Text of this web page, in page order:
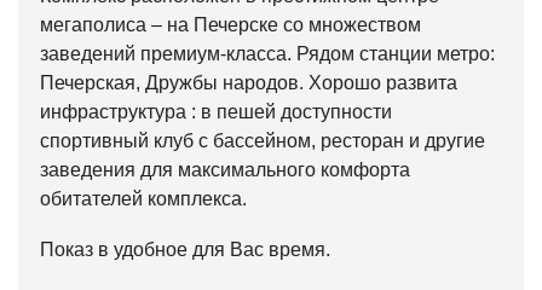
мегаполиса – на Печерске со множеством
заведений премиум-класса. Рядом станции метро:
Печерская, Дружбы народов. Хорошо развита
инфраструктура : в пешей доступности
спортивный клуб с бассейном, ресторан и другие
заведения для максимального комфорта
обитателей комплекса.
Показ в удобное для Вас время.